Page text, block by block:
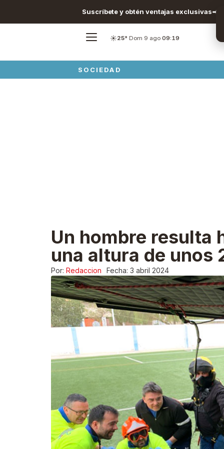
Suscríbete y obtén ventajas exclusivas
☀️25°·Dom 9 ago·09:19
SOCIEDAD
Un hombre resulta
una altura de unos
Por: Redaccion Fecha: 3 abril 2024